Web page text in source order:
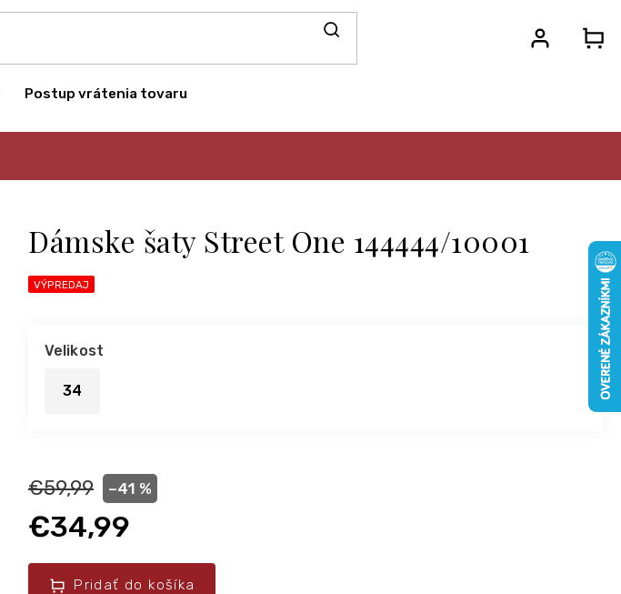
Postup vrátenia tovaru
Dámske šaty Street One 144444/10001
VÝPREDAJ
€59,99 –41 %
€34,99
Pridať do košíka
Velikost
34